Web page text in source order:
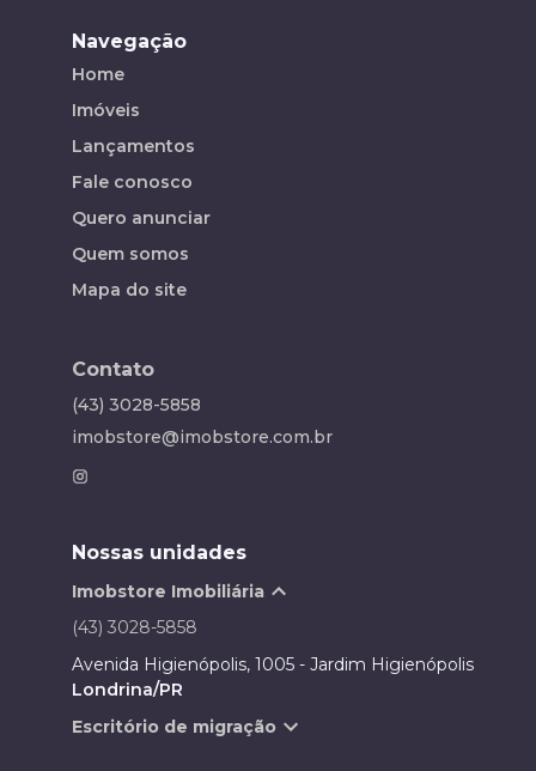
Navegação
Home
Imóveis
Lançamentos
Fale conosco
Quero anunciar
Quem somos
Mapa do site
Contato
(43) 3028-5858
imobstore@imobstore.com.br
Nossas unidades
Imobstore Imobiliária
(43) 3028-5858
Avenida Higienópolis, 1005 - Jardim Higienópolis
Londrina/PR
Escritório de migração